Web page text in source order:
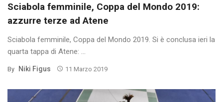
Sciabola femminile, Coppa del Mondo 2019:
azzurre terze ad Atene
Sciabola femminile, Coppa del Mondo 2019. Si è conclusa ieri la
quarta tappa di Atene: ...
By Niki Figus 11 Marzo 2019